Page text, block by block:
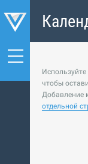
чтобы
Добавление
отдельной